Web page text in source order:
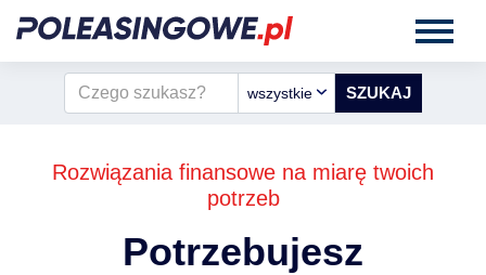
wszystkie
Rozwiązania finansowe na miarę twoich
potrzeb
Potrzebujesz